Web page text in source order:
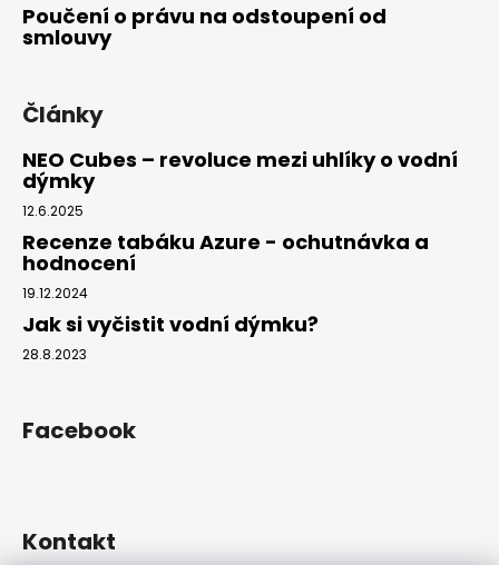
Poučení o právu na odstoupení od
smlouvy
Články
NEO Cubes – revoluce mezi uhlíky o vodní
dýmky
12.6.2025
Recenze tabáku Azure - ochutnávka a
hodnocení
19.12.2024
Jak si vyčistit vodní dýmku?
28.8.2023
Facebook
Kontakt